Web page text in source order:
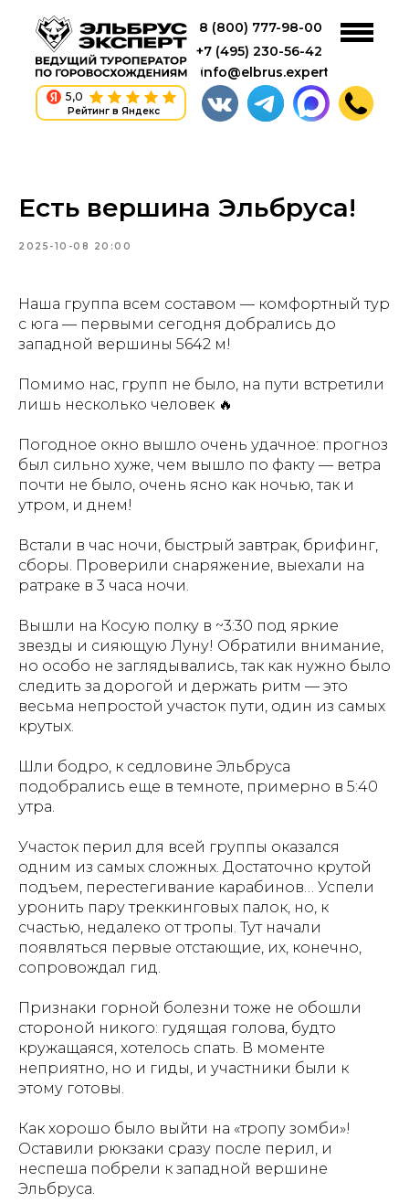
info@elbrus.expert
+7 (495) 230-56-42
8 (800) 777-98-00
5,0
Рейтинг в Яндекс
Есть вершина Эльбруса!
2025-10-08 20:00
Наша группа всем составом — комфортный тур
с юга — первыми сегодня добрались до
западной вершины 5642 м!
Помимо нас, групп не было, на пути встретили
лишь несколько человек 🔥
Погодное окно вышло очень удачное: прогноз
был сильно хуже, чем вышло по факту — ветра
почти не было, очень ясно как ночью, так и
утром, и днем!
Встали в час ночи, быстрый завтрак, брифинг,
сборы. Проверили снаряжение, выехали на
ратраке в 3 часа ночи.
Вышли на Косую полку в ~3:30 под яркие
звезды и сияющую Луну! Обратили внимание,
но особо не заглядывались, так как нужно было
следить за дорогой и держать ритм — это
весьма непростой участок пути, один из самых
крутых.
Шли бодро, к седловине Эльбруса
подобрались еще в темноте, примерно в 5:40
утра.
Участок перил для всей группы оказался
одним из самых сложных. Достаточно крутой
подъем, перестегивание карабинов… Успели
уронить пару треккинговых палок, но, к
счастью, недалеко от тропы. Тут начали
появляться первые отстающие, их, конечно,
сопровождал гид.
Признаки горной болезни тоже не обошли
стороной никого: гудящая голова, будто
кружащаяся, хотелось спать. В моменте
неприятно, но и гиды, и участники были к
этому готовы.
Как хорошо было выйти на «тропу зомби»!
Оставили рюкзаки сразу после перил, и
неспеша побрели к западной вершине
Эльбруса.